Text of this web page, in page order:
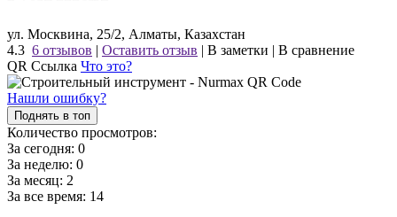
ул. Москвина, 25/2, Алматы, Казахстан
4.3 6 отзывов | Оставить отзыв | В заметки | В сравнение
QR Ссылка Что это?
Нашли ошибку?
Поднять в топ
Количество просмотров:
За сегодня: 0
За неделю: 0
За месяц: 2
За все время: 14